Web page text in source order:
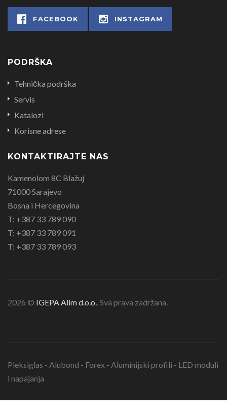
FACEBOOK INSTAGRAM
PODRŠKA
Tehnička podrška
Servis
Katalozi
Korisne adrese
KONTAKTIRAJTE NAS
Kamenolom 8C Blažuj
71000 Sarajevo
Bosna i Hercegovina
T: +387 33 789 090
T: +387 33 789 091
T: +387 33 789 093
2026 © IGEPA Alim d.o.o.. Sva prava zadržana.
Pleksiglas - Alubond - Forex - Aluminijski profili - LED moduli
i napajanja